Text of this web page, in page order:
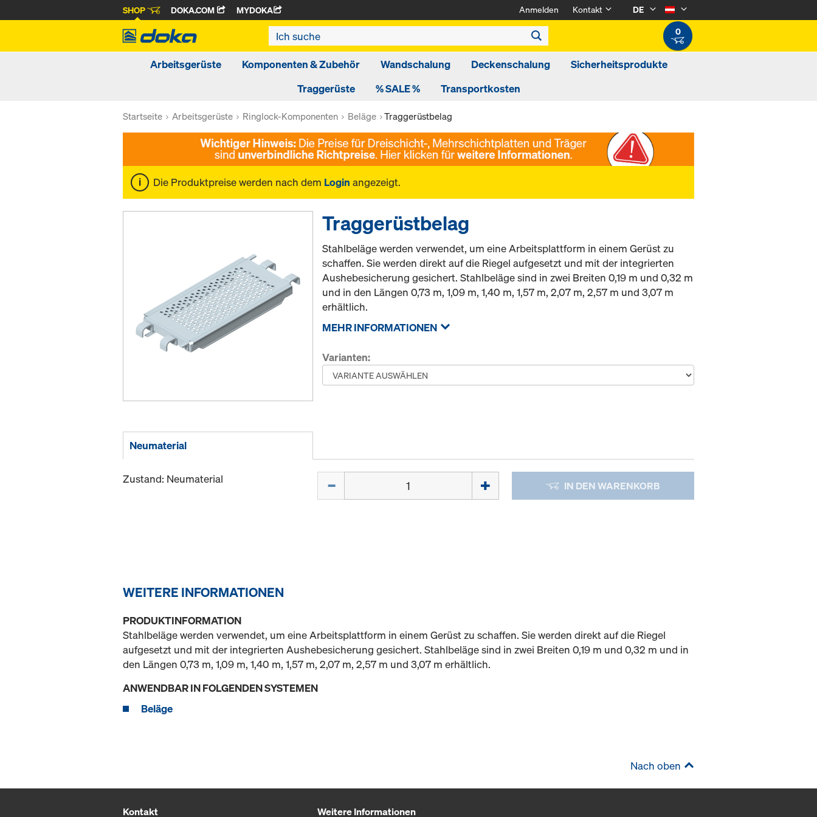
SHOP DOKA.COM MYDOKA Anmelden Kontakt
DE
0
Arbeitsgerüste Komponenten & Zubehör Wandschalung Deckenschalung
Sicherheitsprodukte
Traggerüste
% SALE % Transportkosten
Startseite Arbeitsgerüste Ringlock-Komponenten Beläge Traggerüstbelag
Die Produktpreise werden nach dem Login angezeigt.
Traggerüstbelag
Stahlbeläge werden verwendet, um eine Arbeitsplattform in einem Gerüst zu
schaffen. Sie werden direkt auf die Riegel aufgesetzt und mit der integrierten
Aushebesicherung gesichert. Stahlbeläge sind in zwei Breiten 0,19 m und 0,32 m
und in den Längen 0,73 m, 1,09 m, 1,40 m, 1,57 m, 2,07 m, 2,57 m und 3,07 m
erhältlich.
MEHR INFORMATIONEN
Varianten:
Neumaterial
Zustand: Neumaterial IN DEN WARENKORB
WEITERE INFORMATIONEN
PRODUKTINFORMATION
Stahlbeläge werden verwendet, um eine Arbeitsplattform in einem Gerüst zu schaffen. Sie werden direkt auf die Riegel
aufgesetzt und mit der integrierten Aushebesicherung gesichert. Stahlbeläge sind in zwei Breiten 0,19 m und 0,32 m und in
den Längen 0,73 m, 1,09 m, 1,40 m, 1,57 m, 2,07 m, 2,57 m und 3,07 m erhältlich.
ANWENDBAR IN FOLGENDEN SYSTEMEN
Beläge
Nach oben
Kontakt Weitere Informationen